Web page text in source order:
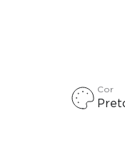
Cor